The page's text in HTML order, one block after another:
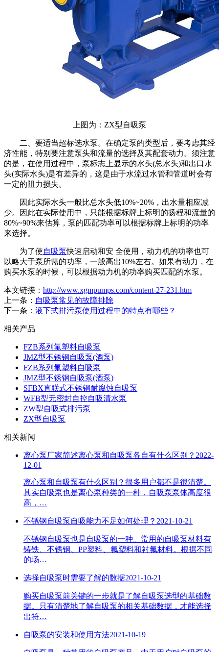
上图为：ZX型自吸泵
二、要适当超标选水泵。在确定泵的类型后，要考虑其经
济性能，特别要注意泵头和流量的选择及其配套动力。须注意
的是，在使用过程中，泵标志上显示的水头(总水头)和出口水
头(实际水头)是有差异的，这是由于水流过水管和管道时会有
一定的阻力损失。
因此实际水头一般比总水头低10%~20%，出水量相应减
少。因此在实际使用中，只能根据标牌上标明的扬程和流量的
80%~90%来估算，泵的匹配功率可以根据标牌上标明的功率
来选择。
为了使自吸泵快速启动和安 全使用，动力机的功率也可
以略大于泵所需的功率，一般高出10%左右。如果有动力，在
购买水泵的时候，可以根据动力机的功率购买匹配的水泵。
本文链接： http://www.xgmpumps.com/content-27-231.htm
上一条： 自吸泵常见的故障排除
下一条： 液下式排污泵使用过程中的特点有哪些？
相关产品
FZB系列氟塑料自吸泵
JMZ型不锈钢自吸泵(酒泵)
FZB系列氟塑料自吸泵
JMZ型不锈钢自吸泵(酒泵)
SFBX直联式不锈钢耐腐蚀自吸泵
WFB型无密封自控自吸清水泵
ZW型自吸式排污泵
ZX型自吸泵
相关新闻
离心泵厂家简述离心泵和自吸泵各自有什么区别？ 2022-
12-01
离心泵和自吸泵有什么区别？很多用户都不是很清楚。
其实自吸泵也是离心泵种类的一种，自吸泵泵体高度很
高，…
不锈钢自吸泵自吸能力不足如何处理？ 2021-10-21
不锈钢自吸泵也是自吸泵的一种。常用的自吸泵材料有
铸铁、不锈钢、PP塑料、氟塑料和衬氟材料。根据不同
的场…
选择自吸泵时需要了解的数据2021-10-21
购买自吸泵前关键的一步就是了解自吸泵选型的基础数
据。只有清楚地了解自吸泵的相关基础数据，才能选择
出符…
自吸泵的安装和使用方法2021-10-19